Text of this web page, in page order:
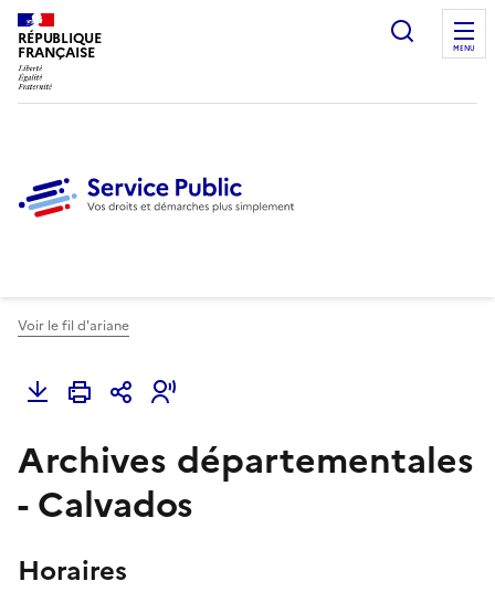
RÉPUBLIQUE
FRANÇAISE
Ouvrir
MENU
Voir le fil d'ariane
Archives départementales
- Calvados
Horaires